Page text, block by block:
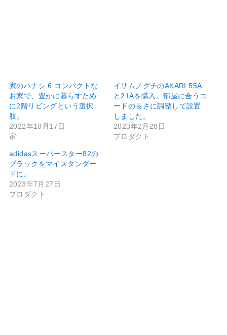
家のハナシ.6 コンパクトな
お家で、豊かに暮らすため
に2階リビングという選択
肢。
2022年10月17日
家
イサムノグチのAKARI 55A
と21Aを購入。部屋に合うコ
ードの長さに調整して設置
しました。
2023年2月28日
プロダクト
adidasスーパースター82の
ブラックをマイスタンダー
ドに。
2023年7月27日
プロダクト